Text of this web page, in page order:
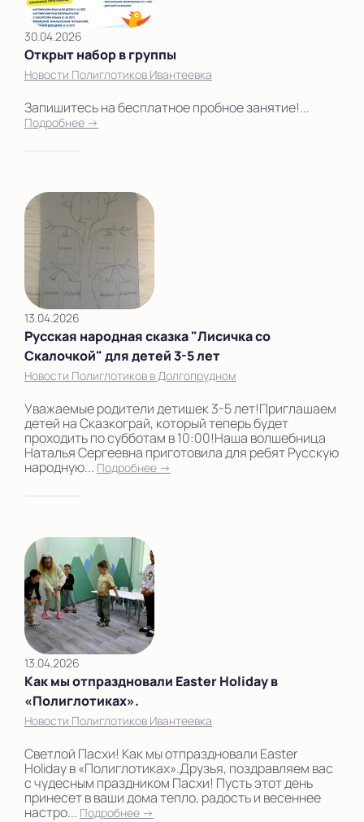
30.04.2026
Открыт набор в группы
Новости Полиглотиков Ивантеевка
Запишитесь на бесплатное пробное занятие!...
Подробнее →
13.04.2026
Русская народная сказка "Лисичка со
Скалочкой" для детей 3-5 лет
Новости Полиглотиков в Долгопрудном
Уважаемые родители детишек 3-5 лет!Приглашаем
детей на Сказкограй, который теперь будет
проходить по субботам в 10:00!Наша волшебница
Наталья Сергеевна приготовила для ребят Русскую
народную... Подробнее →
13.04.2026
Как мы отпраздновали Easter Holiday в
«Полиглотиках».
Новости Полиглотиков Ивантеевка
Светлой Пасхи! Как мы отпраздновали Easter
Holiday в «Полиглотиках».Друзья, поздравляем вас
с чудесным праздником Пасхи! Пусть этот день
принесет в ваши дома тепло, радость и весеннее
настро... Подробнее →